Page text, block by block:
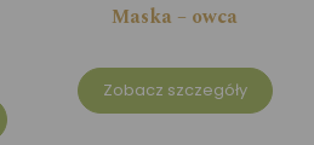
Maska – owca
Zobacz szczegóły